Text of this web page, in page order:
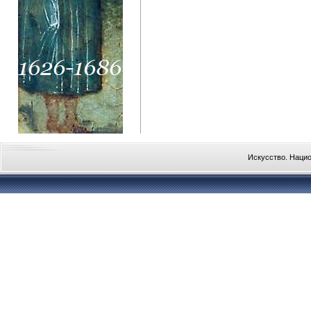
Искусство.